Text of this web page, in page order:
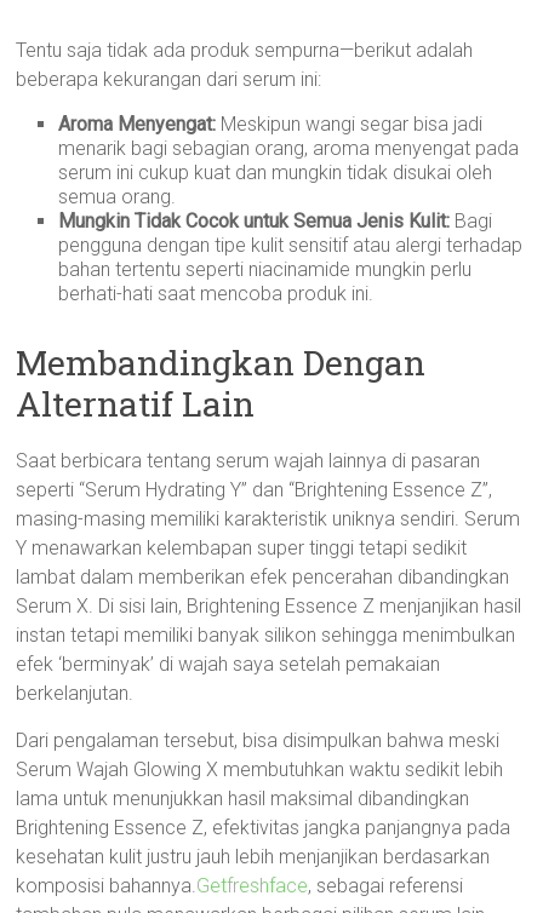
Tentu saja tidak ada produk sempurna—berikut adalah
beberapa kekurangan dari serum ini:
Aroma Menyengat: Meskipun wangi segar bisa jadi
menarik bagi sebagian orang, aroma menyengat pada
serum ini cukup kuat dan mungkin tidak disukai oleh
semua orang.
Mungkin Tidak Cocok untuk Semua Jenis Kulit: Bagi
pengguna dengan tipe kulit sensitif atau alergi terhadap
bahan tertentu seperti niacinamide mungkin perlu
berhati-hati saat mencoba produk ini.
Membandingkan Dengan
Alternatif Lain
Saat berbicara tentang serum wajah lainnya di pasaran
seperti “Serum Hydrating Y” dan “Brightening Essence Z”,
masing-masing memiliki karakteristik uniknya sendiri. Serum
Y menawarkan kelembapan super tinggi tetapi sedikit
lambat dalam memberikan efek pencerahan dibandingkan
Serum X. Di sisi lain, Brightening Essence Z menjanjikan hasil
instan tetapi memiliki banyak silikon sehingga menimbulkan
efek ‘berminyak’ di wajah saya setelah pemakaian
berkelanjutan.
Dari pengalaman tersebut, bisa disimpulkan bahwa meski
Serum Wajah Glowing X membutuhkan waktu sedikit lebih
lama untuk menunjukkan hasil maksimal dibandingkan
Brightening Essence Z, efektivitas jangka panjangnya pada
kesehatan kulit justru jauh lebih menjanjikan berdasarkan
komposisi bahannya.Getfreshface, sebagai referensi